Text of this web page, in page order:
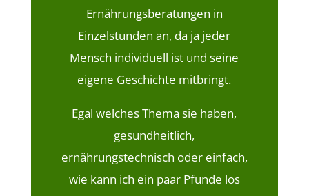
Ernährungsberatungen in
Einzelstunden an, da ja jeder
Mensch individuell ist und seine
eigene Geschichte mitbringt.
Egal welches Thema sie haben,
gesundheitlich,
ernährungstechnisch oder einfach,
wie kann ich ein paar Pfunde los